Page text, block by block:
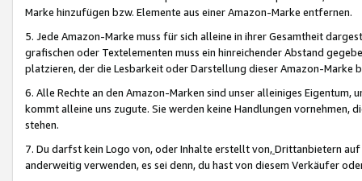
Marke hinzufügen bzw. Elemente aus einer Amazon-Marke entfernen.
5. Jede Amazon-Marke muss für sich alleine in ihrer Gesamtheit
grafischen oder Textelementen muss ein hinreichender Abstand
platzieren, der die Lesbarkeit oder Darstellung dieser Amazon-Marke
6. Alle Rechte an den Amazon-Marken sind unser alleiniges
kommt alleine uns zugute. Sie werden keine Handlungen vornehmen,
stehen.
7. Du darfst kein Logo von, oder Inhalte erstellt von,Drittanbietern auf
anderweitig verwenden, es sei denn, du hast von diesem Verkäufer